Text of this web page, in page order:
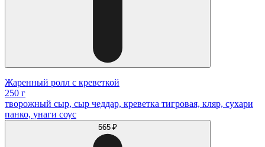
Жаренный ролл с креветкой
250 г
творожный сыр, сыр чеддар, креветка тигровая, кляр, сухари
панко, унаги соус
565 ₽